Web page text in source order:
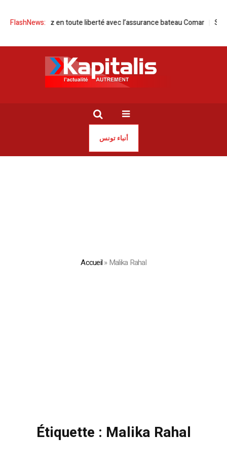
FlashNews:
Naviguez en toute liberté avec l’assurance bateau Comar
أنباء تونس
Accueil»Malika Rahal
Étiquette : Malika Rahal